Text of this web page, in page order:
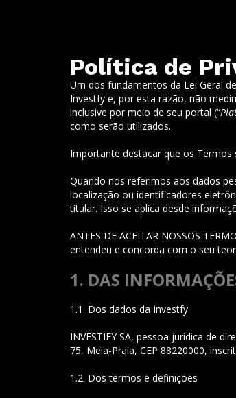
Política de
Um dos fundamentos da Lei Geral
Investfy e, por esta razão, não
inclusive por meio de seu portal (“
como serão utilizados.
Importante destacar que os Termos
Quando nos referimos aos dados
localização ou identificadores
titular. Isso se aplica desde
ANTES DE ACEITAR NOSSOS
entendeu e concorda com o seu
1. DAS
1.1. Dos dados da Investfy
INVESTIFY SA, pessoa jurídica de
75, Meia-Praia, CEP 88220000,
1.2. Dos termos e definições